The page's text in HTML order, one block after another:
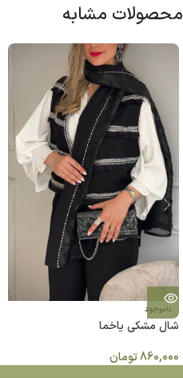
محصولات مشابه
ناموجود
شال مشكي ياخما
860,000تومان